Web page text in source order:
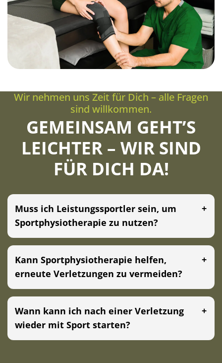
GEMEINSAM GEHT’S
LEICHTER – WIR SIND
FÜR DICH DA!
Wir nehmen uns Zeit für Dich – alle Fragen
sind willkommen.
Muss ich Leistungssportler sein, um
Sportphysiotherapie zu nutzen?
Kann Sportphysiotherapie helfen,
erneute Verletzungen zu vermeiden?
Wann kann ich nach einer Verletzung
wieder mit Sport starten?